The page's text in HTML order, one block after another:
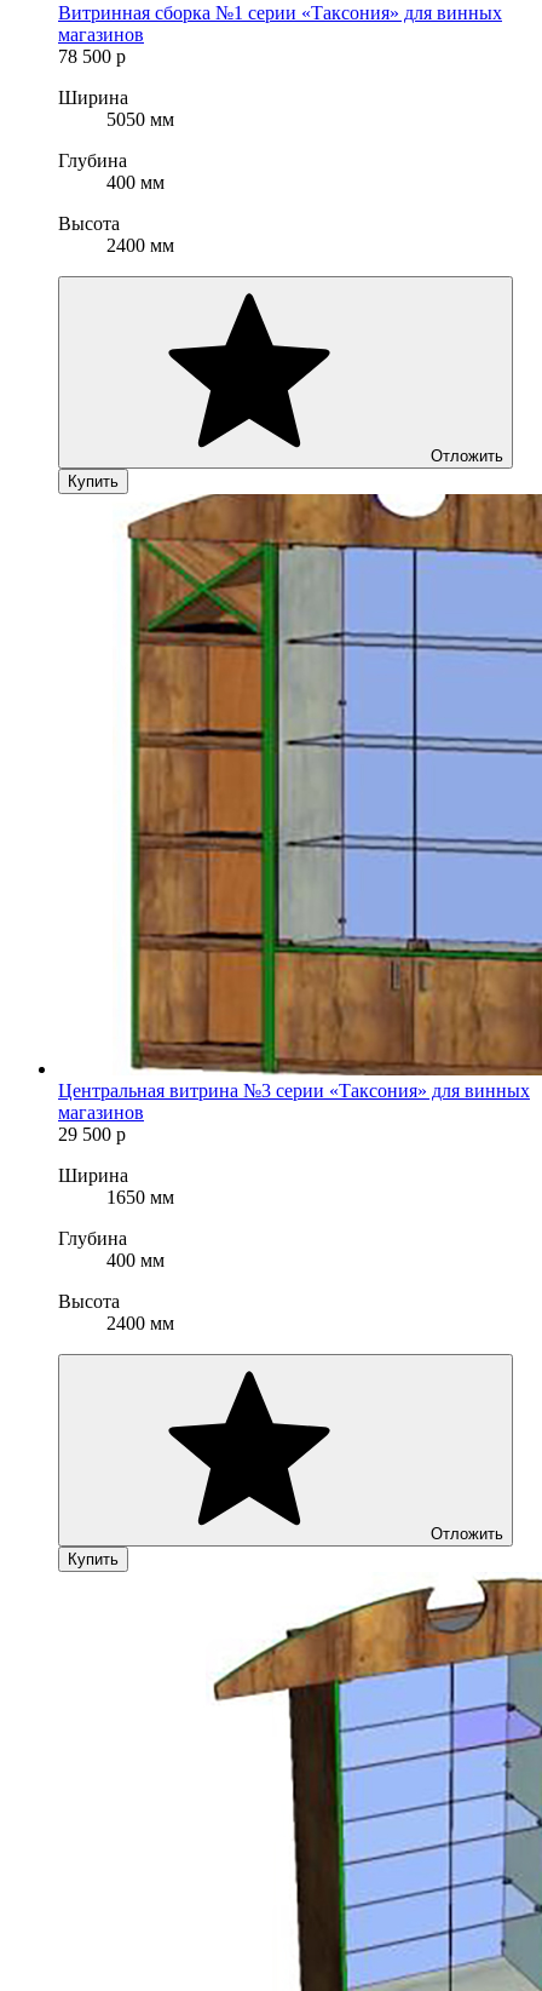
Витринная сборка №1 серии «Таксония» для винных
магазинов
78 500 р
Ширина
5050 мм
Глубина
400 мм
Высота
2400 мм
Отложить
Купить
Центральная витрина №3 серии «Таксония» для винных
магазинов
29 500 р
Ширина
1650 мм
Глубина
400 мм
Высота
2400 мм
Отложить
Купить